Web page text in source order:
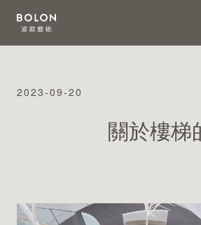
關於 BOLON
關於波龍藝術
系列產品
2023-09-20
關於樓梯